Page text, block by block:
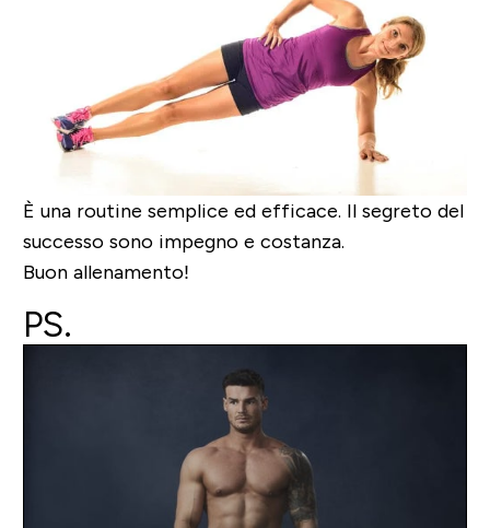
È una routine semplice ed efficace. Il segreto del
successo sono impegno e costanza.
Buon allenamento!
PS.